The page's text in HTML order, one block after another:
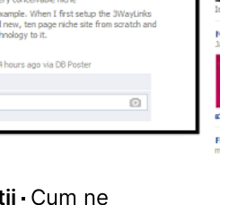
Cum ne